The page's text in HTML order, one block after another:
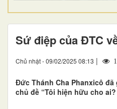
Sứ điệp của ĐTC
Chủ nhật - 09/02/2025 08:13 |
Đức Thánh Cha Phanxicô
chủ đề “Tôi hiện hữu cho